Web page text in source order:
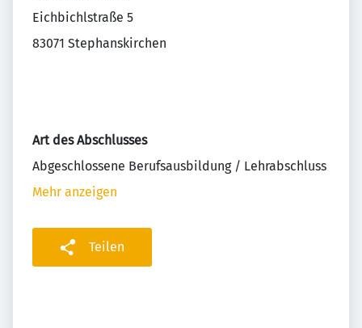
Eichbichlstraße 5
83071 Stephanskirchen
Art des Abschlusses
Abgeschlossene Berufsausbildung / Lehrabschluss
Mehr anzeigen
Teilen